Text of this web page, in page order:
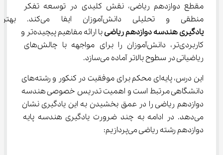
مقطع دوازدهم ریاضی، نقش کلیدی در توسعه تفکر
منطقی و تحلیلی دانش‌آموزان ایفا می‌کند. بهترین روش
یادگیری هندسه دوازدهم ریاضی
با ارائه مفاهیم پیچیده‌تر و
کاربردی‌تر، دانش‌آموزان را برای مواجهه با چالش‌های
ریاضیاتی در سطوح بالاتر آماده می‌سازد.
این درس، پایه‌ای محکم برای موفقیت در کنکور و رشته‌های
دانشگاهی مرتبط است و اهمیت تدریس خصوصی هندسه
دوازدهم ریاضی را در عمق بخشیدن به این یادگیری نشان
می‌دهد. در ادامه به چند ضرورت یادگیری هندسه پایه
دوازدهم رشته ریاضی می‌پردازیم: